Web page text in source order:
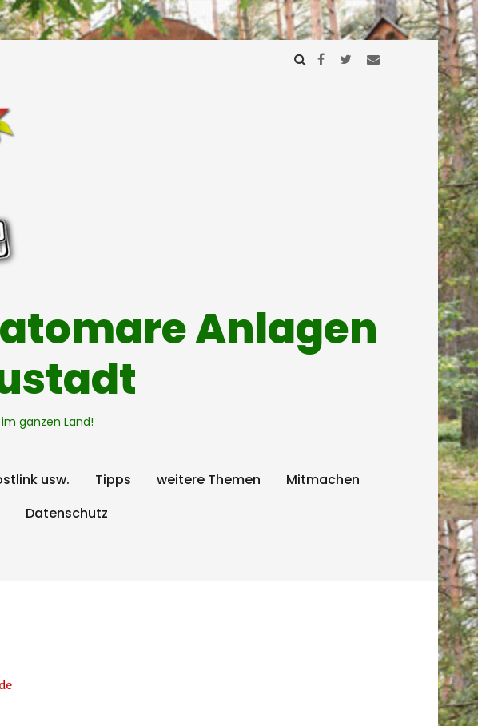
Anlagen
ganzen Land!
usw. Tipps weitere Themen
Mitmachen
Datenschutz